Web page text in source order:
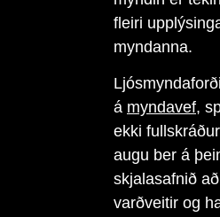
fleiri
myndanna.
á myndavef,
ekki
augu ber á
skjalasafnið
varðveitir og